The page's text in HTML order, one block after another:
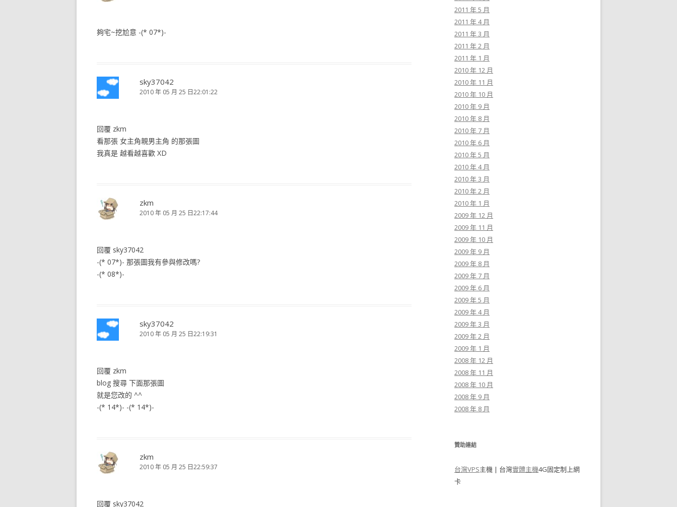
夠宅~挖尬意 -(* 07*)-
sky37042
2010 年 05 月 25 日22:01:22
回覆 zkm
看那張 女主角親男主角 的那張圖
我真是 越看越喜歡 XD
zkm
2010 年 05 月 25 日22:17:44
回覆 sky37042
-(* 07*)- 那張圖我有參與修改嗎?
-(* 08*)-
sky37042
2010 年 05 月 25 日22:19:31
回覆 zkm
blog 搜尋 下面那張圖
就是您改的 ^^
-(* 14*)- -(* 14*)-
zkm
2010 年 05 月 25 日22:59:37
回覆 sky37042
2011 年 5 月
2011 年 4 月
2011 年 3 月
2011 年 2 月
2011 年 1 月
2010 年 12 月
2010 年 11 月
2010 年 10 月
2010 年 9 月
2010 年 8 月
2010 年 7 月
2010 年 6 月
2010 年 5 月
2010 年 4 月
2010 年 3 月
2010 年 2 月
2010 年 1 月
2009 年 12 月
2009 年 11 月
2009 年 10 月
2009 年 9 月
2009 年 8 月
2009 年 7 月
2009 年 6 月
2009 年 5 月
2009 年 4 月
2009 年 3 月
2009 年 2 月
2009 年 1 月
2008 年 12 月
2008 年 11 月
2008 年 10 月
2008 年 9 月
2008 年 8 月
贊助連結
台灣VPS主機 | 台灣實體主機4G固定制上網
卡